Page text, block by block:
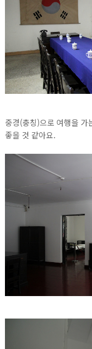
중경(충칭)으로 여행을 가
좋을 것 같아요.